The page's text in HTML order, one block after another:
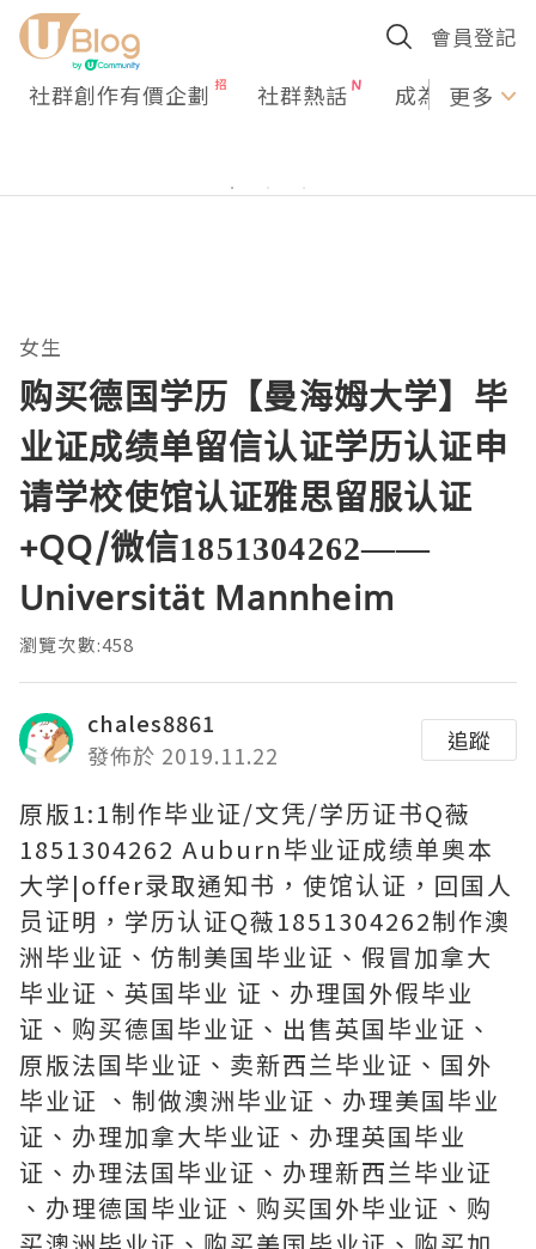
會員登記
社群創作有價企劃 社群熱話 成為U更多
女生
购买德国学历【曼海姆大学】毕
业证成绩单留信认证学历认证申
请学校使馆认证雅思留服认证
+QQ/微信1851304262——
Universität Mannheim
瀏覽次數:458
chales8861
發佈於 2019.11.22
追蹤
原版1:1制作毕业证/文凭/学历证书Q薇
1851304262 Auburn毕业证成绩单奥本
大学|offer录取通知书，使馆认证，回国人
员证明，学历认证Q薇1851304262制作澳
洲毕业证、仿制美国毕业证、假冒加拿大
毕业证、英国毕业 证、办理国外假毕业
证、购买德国毕业证、出售英国毕业证、
原版法国毕业证、卖新西兰毕业证、国外
毕业证 、制做澳洲毕业证、办理美国毕业
证、办理加拿大毕业证、办理英国毕业
证、办理法国毕业证、办理新西兰毕业证
、办理德国毕业证、购买国外毕业证、购